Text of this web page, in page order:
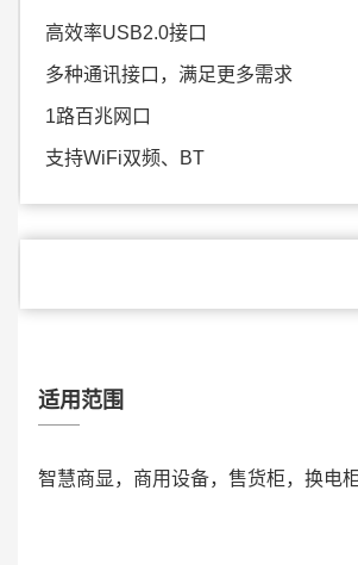
高效率USB2.0接口
多种通讯接口，满足更多需求
1路百兆网口
支持WiFi双频、BT
适用范围
智慧商显，商用设备，售货柜，换电